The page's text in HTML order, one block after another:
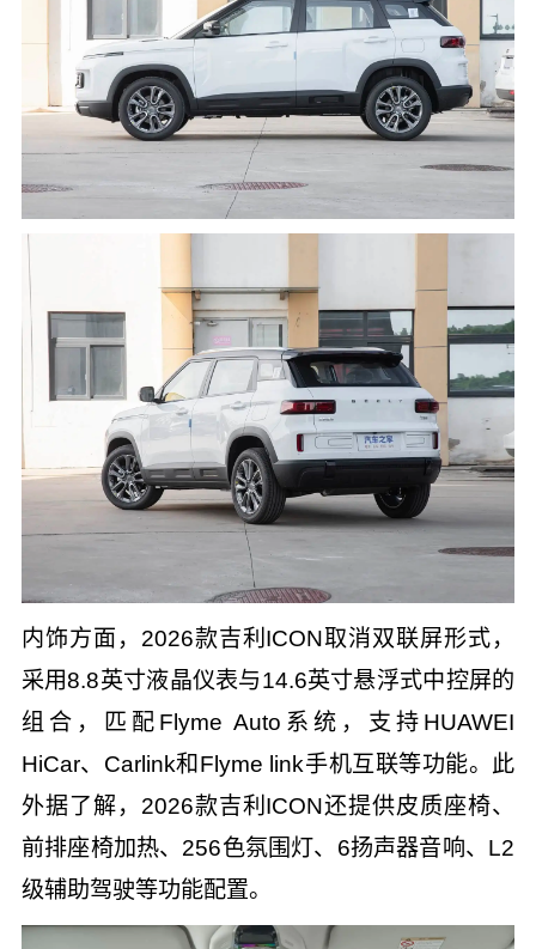
内饰方面，2026款吉利ICON取消双联屏形式，
采用8.8英寸液晶仪表与14.6英寸悬浮式中控屏的
组合，匹配Flyme Auto系统，支持HUAWEI
HiCar、Carlink和Flyme link手机互联等功能。此
外据了解，2026款吉利ICON还提供皮质座椅、
前排座椅加热、256色氛围灯、6扬声器音响、L2
级辅助驾驶等功能配置。